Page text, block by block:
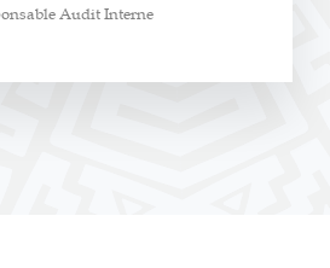
Audit Interne